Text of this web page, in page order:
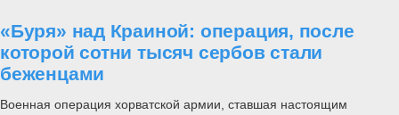
«Буря» над Краиной: операция, после
которой сотни тысяч сербов стали
беженцами
Военная операция хорватской армии, ставшая настоящим